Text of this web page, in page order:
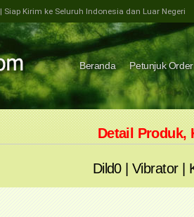
| Siap Kirim ke Seluruh Indonesia dan Luar Negeri
Beranda Petunjuk Order
Detail Produk,
Dild0|Vibrator |